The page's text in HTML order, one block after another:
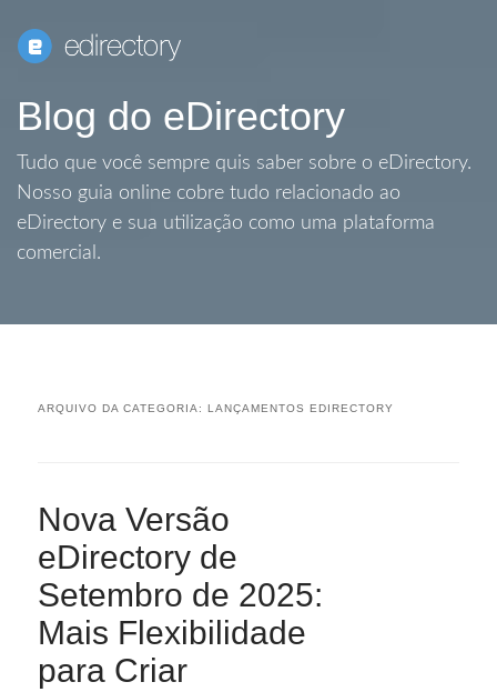
Blog do eDirectory
Tudo que você sempre quis saber sobre o eDirectory.
Nosso guia online cobre tudo relacionado ao
eDirectory e sua utilização como uma plataforma
comercial.
ARQUIVO DA CATEGORIA:LANÇAMENTOS EDIRECTORY
Nova Versão
eDirectory de
Setembro de 2025:
Mais Flexibilidade
para Criar